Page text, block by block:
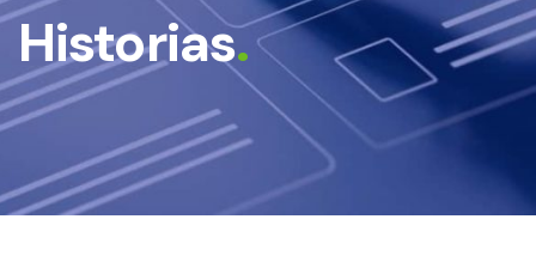
Historias.